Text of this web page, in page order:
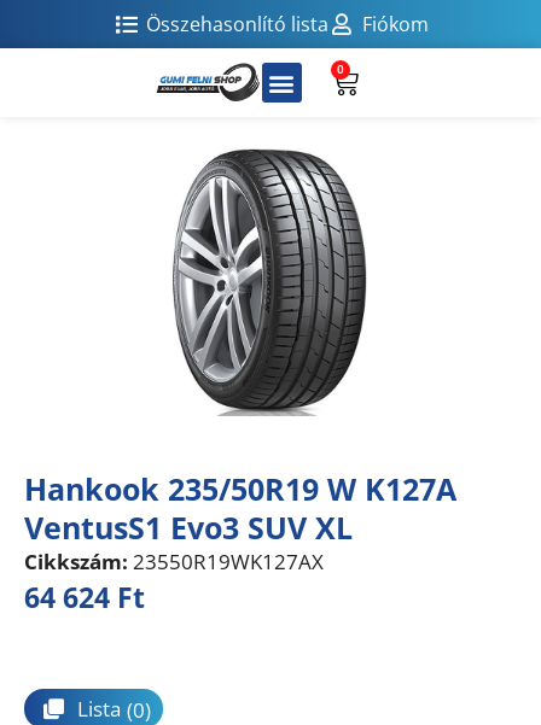
Összehasonlító lista Fiókom
0
Hankook 235/50R19 W K127A
VentusS1 Evo3 SUV XL
Cikkszám: 23550R19WK127AX
64 624 Ft
Lista (0)